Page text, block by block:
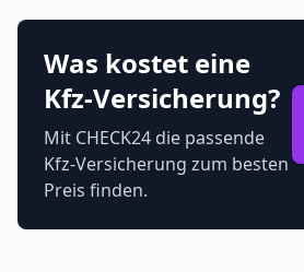
Was kostet eine
Kfz-Versicherung?
Mit CHECK24 die passende
Kfz-Versicherung zum besten
Preis finden.